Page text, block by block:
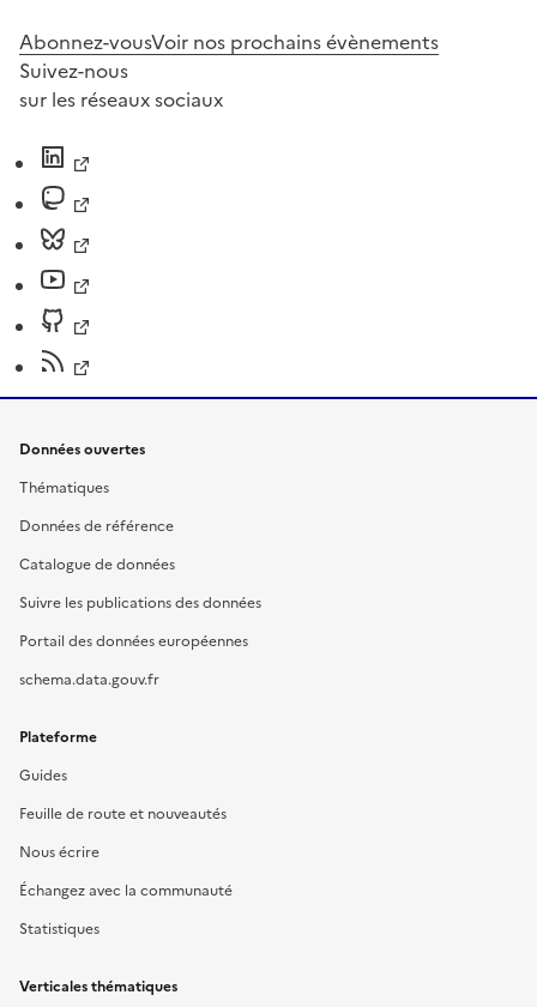
Abonnez-vousVoir nos prochains évènements
Suivez-nous
sur les réseaux sociaux
Données ouvertes
Thématiques
Données de référence
Catalogue de données
Suivre les publications des données
Portail des données européennes
schema.data.gouv.fr
Plateforme
Guides
Feuille de route et nouveautés
Nous écrire
Échangez avec la communauté
Statistiques
Verticales thématiques